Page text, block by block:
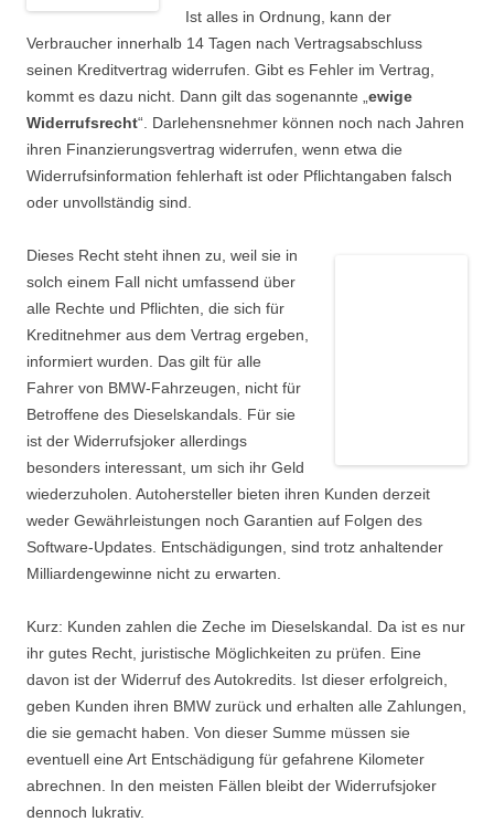
Ist alles in Ordnung, kann der
Verbraucher innerhalb 14 Tagen nach Vertragsabschluss
seinen Kreditvertrag widerrufen. Gibt es Fehler im Vertrag,
kommt es dazu nicht. Dann gilt das sogenannte „ ewige
Widerrufsrecht“. Darlehensnehmer können noch nach Jahren
ihren Finanzierungsvertrag widerrufen, wenn etwa die
Widerrufsinformation fehlerhaft ist oder Pflichtangaben falsch
oder unvollständig sind.
Dieses Recht steht ihnen zu, weil sie in
solch einem Fall nicht umfassend über
alle Rechte und Pflichten, die sich für
Kreditnehmer aus dem Vertrag ergeben,
informiert wurden. Das gilt für alle
Fahrer von BMW-Fahrzeugen, nicht für
Betroffene des Dieselskandals. Für sie
ist der Widerrufsjoker allerdings
besonders interessant, um sich ihr Geld
wiederzuholen. Autohersteller bieten ihren Kunden derzeit
weder Gewährleistungen noch Garantien auf Folgen des
Software-Updates. Entschädigungen, sind trotz anhaltender
Milliardengewinne nicht zu erwarten.
Kurz: Kunden zahlen die Zeche im Dieselskandal. Da ist es nur
ihr gutes Recht, juristische Möglichkeiten zu prüfen. Eine
davon ist der Widerruf des Autokredits. Ist dieser erfolgreich,
geben Kunden ihren BMW zurück und erhalten alle Zahlungen,
die sie gemacht haben. Von dieser Summe müssen sie
eventuell eine Art Entschädigung für gefahrene Kilometer
abrechnen. In den meisten Fällen bleibt der Widerrufsjoker
dennoch lukrativ.